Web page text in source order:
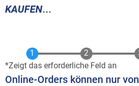
KAUFEN...
Zeigt das erforderliche Feld an
Online-Orders können nur von